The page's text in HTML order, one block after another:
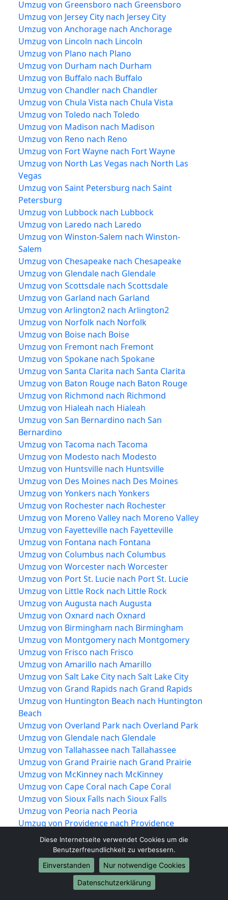
Umzug von Greensboro nach Greensboro
Umzug von Jersey City nach Jersey City
Umzug von Anchorage nach Anchorage
Umzug von Lincoln nach Lincoln
Umzug von Plano nach Plano
Umzug von Durham nach Durham
Umzug von Buffalo nach Buffalo
Umzug von Chandler nach Chandler
Umzug von Chula Vista nach Chula Vista
Umzug von Toledo nach Toledo
Umzug von Madison nach Madison
Umzug von Reno nach Reno
Umzug von Fort Wayne nach Fort Wayne
Umzug von North Las Vegas nach North Las
Vegas
Umzug von Saint Petersburg nach Saint
Petersburg
Umzug von Lubbock nach Lubbock
Umzug von Laredo nach Laredo
Umzug von Winston-Salem nach Winston-
Salem
Umzug von Chesapeake nach Chesapeake
Umzug von Glendale nach Glendale
Umzug von Scottsdale nach Scottsdale
Umzug von Garland nach Garland
Umzug von Arlington2 nach Arlington2
Umzug von Norfolk nach Norfolk
Umzug von Boise nach Boise
Umzug von Fremont nach Fremont
Umzug von Spokane nach Spokane
Umzug von Santa Clarita nach Santa Clarita
Umzug von Baton Rouge nach Baton Rouge
Umzug von Richmond nach Richmond
Umzug von Hialeah nach Hialeah
Umzug von San Bernardino nach San
Bernardino
Umzug von Tacoma nach Tacoma
Umzug von Modesto nach Modesto
Umzug von Huntsville nach Huntsville
Umzug von Des Moines nach Des Moines
Umzug von Yonkers nach Yonkers
Umzug von Rochester nach Rochester
Umzug von Moreno Valley nach Moreno Valley
Umzug von Fayetteville nach Fayetteville
Umzug von Fontana nach Fontana
Umzug von Columbus nach Columbus
Umzug von Worcester nach Worcester
Umzug von Port St. Lucie nach Port St. Lucie
Umzug von Little Rock nach Little Rock
Umzug von Augusta nach Augusta
Umzug von Oxnard nach Oxnard
Umzug von Birmingham nach Birmingham
Umzug von Montgomery nach Montgomery
Umzug von Frisco nach Frisco
Umzug von Amarillo nach Amarillo
Umzug von Salt Lake City nach Salt Lake City
Umzug von Grand Rapids nach Grand Rapids
Umzug von Huntington Beach nach Huntington
Beach
Umzug von Overland Park nach Overland Park
Umzug von Glendale nach Glendale
Umzug von Tallahassee nach Tallahassee
Umzug von Grand Prairie nach Grand Prairie
Umzug von McKinney nach McKinney
Umzug von Cape Coral nach Cape Coral
Umzug von Sioux Falls nach Sioux Falls
Umzug von Peoria nach Peoria
Umzug von Providence nach Providence
Umzug von Vancouver nach Vancouver
Umzug von Knoxville nach Knoxville
Umzug von Akron nach Akron
Umzug von Shreveport nach Shreveport
Umzug von Mobile nach Mobile
Diese Internetseite verwendet Cookies um die
Benutzerfreundlichkeit zu verbessern.
Einverstanden
Nur notwendige Cookies
Datenschutzerklärung